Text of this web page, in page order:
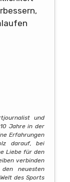
und
Jahre in der
Erfahrungen
darauf, bei
Liebe für den
verbinden
neuesten
des Sports